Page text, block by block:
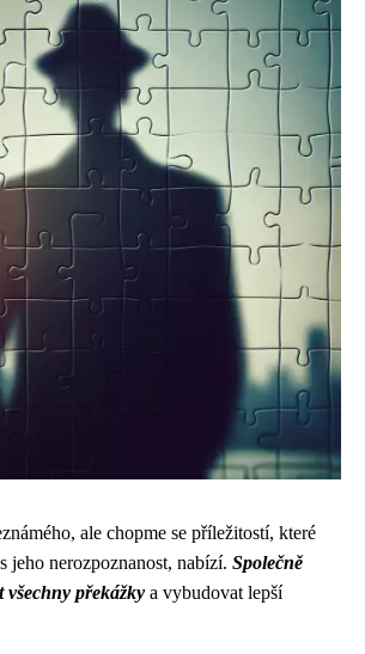
ale chopme se příležitostí, které
jeho nerozpoznanost, nabízí. Společně
všechny překážky a vybudovat lepší